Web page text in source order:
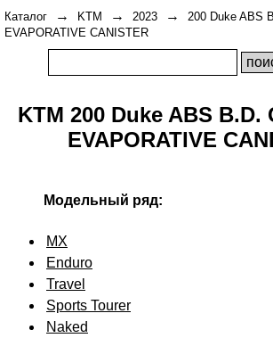
Каталог → KTM → 2023 → 200 Duke ABS
EVAPORATIVE CANISTER
KTM 200 Duke ABS B.D.
EVAPORATIVE
Модельный ряд:
MX
Enduro
Travel
Sports Tourer
Naked